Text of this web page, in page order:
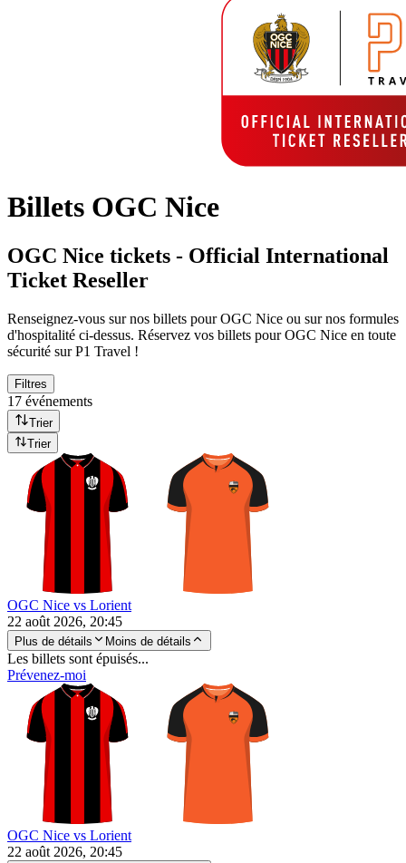
Billets OGC Nice
OGC Nice tickets - Official International
Ticket Reseller
Renseignez-vous sur nos billets pour OGC Nice ou sur nos formules
d'hospitalité ci-dessus. Réservez vos billets pour OGC Nice en toute
sécurité sur P1 Travel !
Filtres
17 événements
Trier
Trier
OGC Nice vs Lorient
22 août 2026, 20:45
Plus de détails Moins de détails
Les billets sont épuisés...
Prévenez-moi
OGC Nice vs Lorient
22 août 2026, 20:45